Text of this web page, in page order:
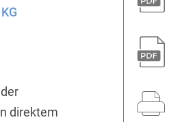
direktem